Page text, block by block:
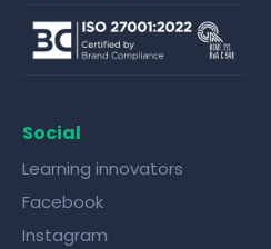
Social
Learning innovators
Facebook
Instagram